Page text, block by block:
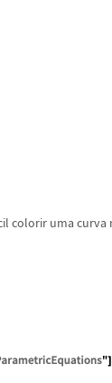
colorir uma curva